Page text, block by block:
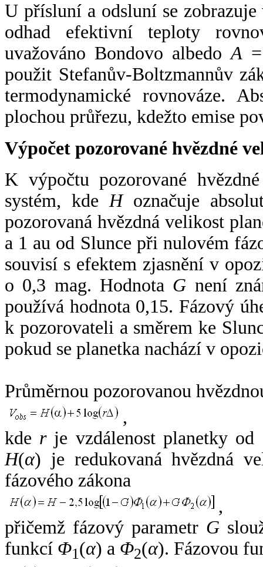
U přísluní a odsluní se
odhad efektivní teploty
uvažováno Bondovo albedoA
použit Stefanův-Boltzmannův
termodynamické rovnováze.
plochou průřezu, kdežto emise
Výpočet pozorované hvězdné
K výpočtu pozorované
systém, kde Hoznačuje
pozorovaná hvězdná velikost
a 1 au od Slunce při nulovém
souvisí s efektem zjasnění v
o 0,3 mag. Hodnota G není
používá hodnota 0,15. Fázový
k pozorovateli a směrem ke
pokud se planetka nachází v
Průměrnou pozorovanou
,
kde rje vzdálenost planetky od
H(α) je redukovaná hvězdná
fázového zákona
,
přičemž fázový parametr G
funkcí Φ1(α) a Φ2(α). Fázovou